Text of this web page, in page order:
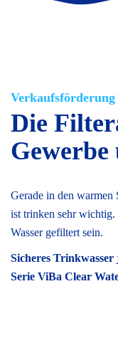
Die
Gerade in den warmen
ist trinken sehr wichtig.
Wasser gefiltert sein.
Sicheres
Serie ViBa Clear